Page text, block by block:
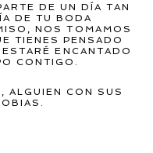
DE UN DÍA TAN
DE TU BODA
NOS TOMAMOS
TIENES PENSADO
ENCANTADO
CONTIGO.
ALGUIEN CON SUS